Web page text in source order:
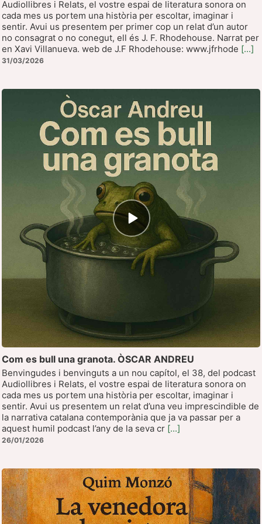
Audiollibres i Relats, el vostre espai de literatura sonora on
cada mes us portem una història per escoltar, imaginar i
sentir. Avui us presentem per primer cop un relat d’un autor
no consagrat o no conegut, ell és J. F. Rhodehouse. Narrat per
en Xavi Villanueva. web de J.F Rhodehouse: www.jfrhode [...]
31/03/2026
Icono
de
reproducción
de
episodios
Com es bull una granota. ÒSCAR ANDREU
Benvingudes i benvinguts a un nou capítol, el 38, del podcast
Audiollibres i Relats, el vostre espai de literatura sonora on
cada mes us portem una història per escoltar, imaginar i
sentir. Avui us presentem un relat d’una veu imprescindible de
la narrativa catalana contemporània que ja va passar per a
aquest humil podcast l’any de la seva cr [...]
26/01/2026